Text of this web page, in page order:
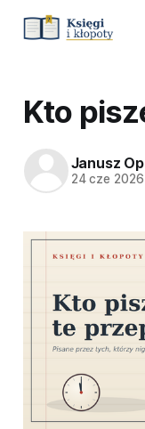
Kto
Janusz
24 cze 2026